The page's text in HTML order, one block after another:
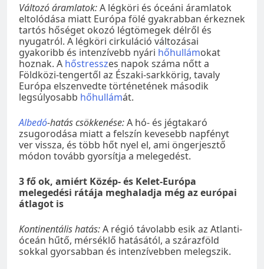
Változó áramlatok:A légköri és óceáni áramlatok
eltolódása miatt Európa fölé gyakrabban érkeznek
tartós hőséget okozó légtömegek délről és
nyugatról. A légköri cirkuláció változásai
gyakoribb és intenzívebb nyári hőhullámokat
hoznak. A hőstresszes napok száma nőtt a
Földközi-tengertől az Északi-sarkkörig, tavaly
Európa elszenvedte történetének második
legsúlyosabb hőhullámát.
Albedó-hatás csökkenése:A hó- és jégtakaró
zsugorodása miatt a felszín kevesebb napfényt
ver vissza, és több hőt nyel el, ami öngerjesztő
módon tovább gyorsítja a melegedést.
3 fő ok, amiért Közép- és Kelet-Európa
melegedési rátája meghaladja még az európai
átlagot is
Kontinentális hatás:A régió távolabb esik az Atlanti-
óceán hűtő, mérséklő hatásától, a szárazföld
sokkal gyorsabban és intenzívebben melegszik.